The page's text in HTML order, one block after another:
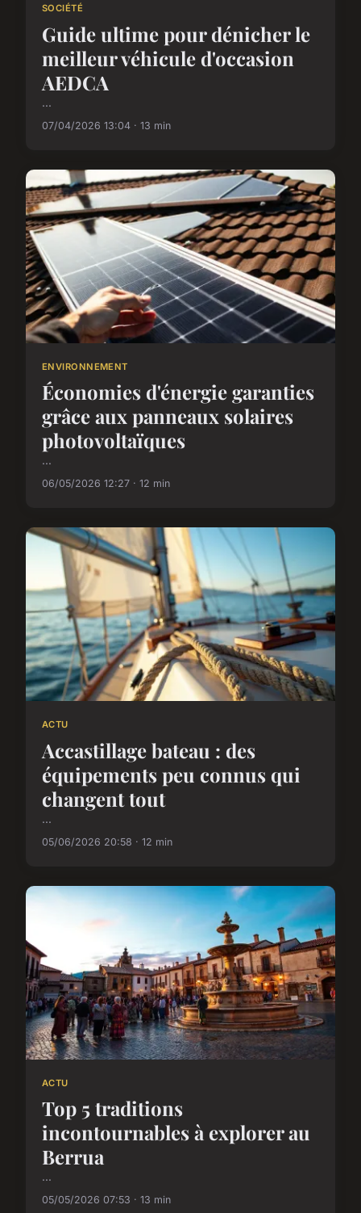
SOCIÉTÉ
Guide ultime pour dénicher le
meilleur véhicule d'occasion
AEDCA
...
07/04/2026 13:04 · 13 min
ENVIRONNEMENT
Économies d'énergie garanties
grâce aux panneaux solaires
photovoltaïques
...
06/05/2026 12:27 · 12 min
ACTU
Accastillage bateau : des
équipements peu connus qui
changent tout
...
05/06/2026 20:58 · 12 min
ACTU
Top 5 traditions
incontournables à explorer au
Berrua
...
05/05/2026 07:53 · 13 min